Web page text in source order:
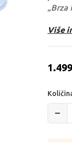
„Brza
Više